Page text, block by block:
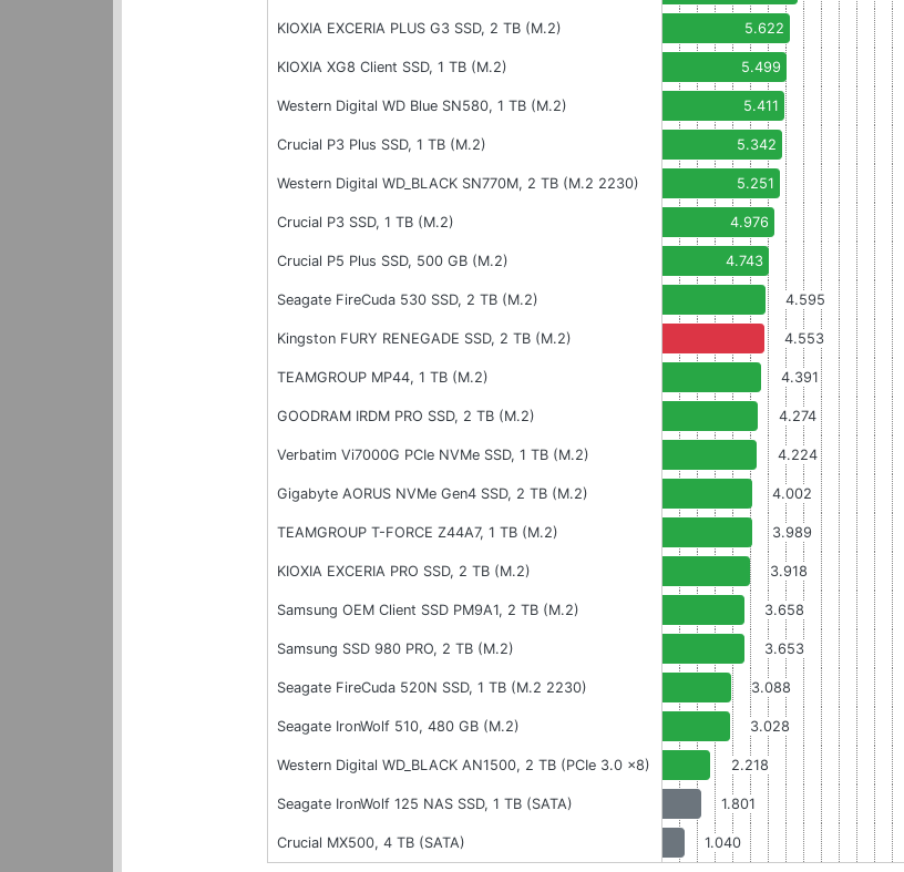
KIOXIA EXCERIA PLUS G3 SSD, 2 TB (M.2) 5.622
KIOXIA XG8 Client SSD, 1 TB (M.2) 5.499
Western Digital WD Blue SN580, 1 TB (M.2) 5.411
Crucial P3 Plus SSD, 1 TB (M.2) 5.342
Western Digital WD_BLACK SN770M, 2 TB (M.2 2230) 5.251
Crucial P3 SSD, 1 TB (M.2) 4.976
Crucial P5 Plus SSD, 500 GB (M.2) 4.743
Seagate FireCuda 530 SSD, 2 TB (M.2) 4.595
Kingston FURY RENEGADE SSD, 2 TB (M.2) 4.553
TEAMGROUP MP44, 1 TB (M.2) 4.391
GOODRAM IRDM PRO SSD, 2 TB (M.2) 4.274
Verbatim Vi7000G PCIe NVMe SSD, 1 TB (M.2) 4.224
Gigabyte AORUS NVMe Gen4 SSD, 2 TB (M.2) 4.002
TEAMGROUP T-FORCE Z44A7, 1 TB (M.2) 3.989
KIOXIA EXCERIA PRO SSD, 2 TB (M.2) 3.918
Samsung OEM Client SSD PM9A1, 2 TB (M.2) 3.658
Samsung SSD 980 PRO, 2 TB (M.2) 3.653
Seagate FireCuda 520N SSD, 1 TB (M.2 2230) 3.088
Seagate IronWolf 510, 480 GB (M.2) 3.028
Western Digital WD_BLACK AN1500, 2 TB (PCIe 3.0 x8) 2.218
Seagate IronWolf 125 NAS SSD, 1 TB (SATA) 1.801
Crucial MX500, 4 TB (SATA) 1.040